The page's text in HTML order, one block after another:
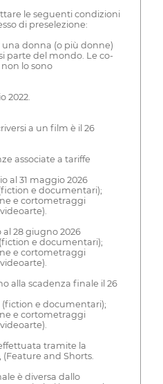
le seguenti condizioni
di preselezione:
una donna (o più donne)
parte del mondo. Le co-
lo sono
2022.
a un film è il 26
associate a tariffe
al 31 maggio 2026
e documentari);
e cortometraggi
al 28 giugno 2026
e documentari);
e cortometraggi
alla scadenza finale il 26
e documentari);
e cortometraggi
tramite la
and Shorts.
è diversa dallo